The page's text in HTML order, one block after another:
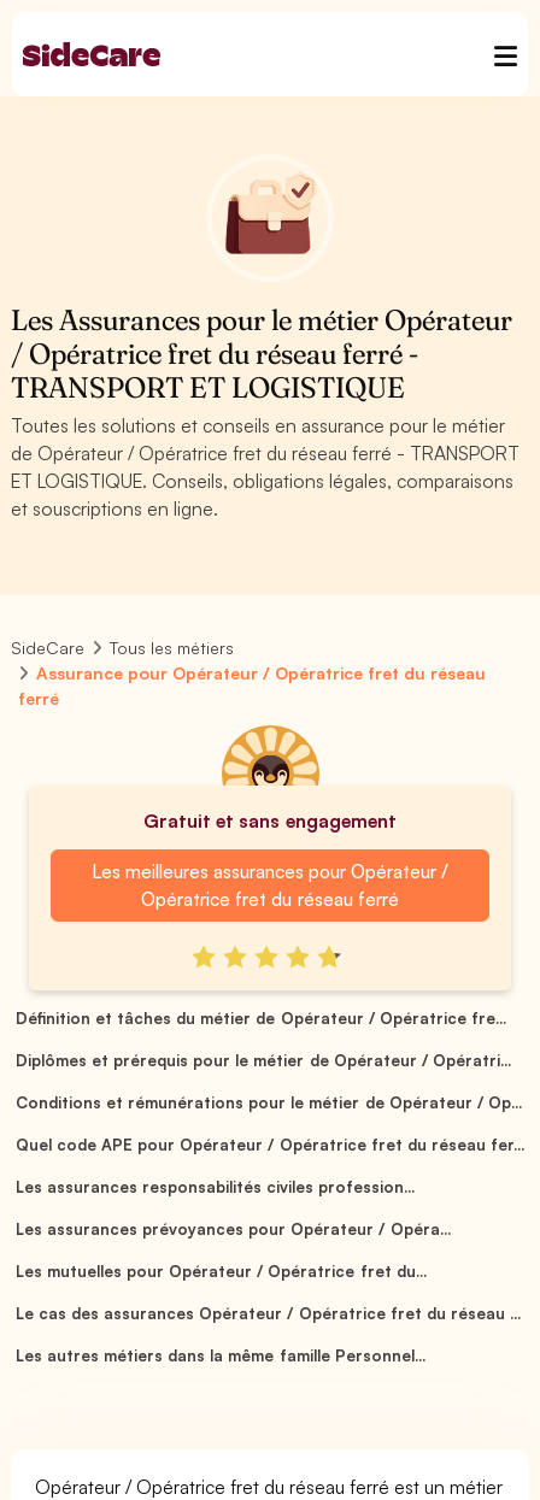
Les Assurances pour le métier Opérateur
/ Opératrice fret du réseau ferré -
TRANSPORT ET LOGISTIQUE
Toutes les solutions et conseils en assurance pour le métier
de Opérateur / Opératrice fret du réseau ferré - TRANSPORT
ET LOGISTIQUE. Conseils, obligations légales, comparaisons
et souscriptions en ligne.
SideCare
Tous les métiers
Assurance pour Opérateur / Opératrice fret du réseau
ferré
Gratuit et sans engagement
Les meilleures assurances pour Opérateur /
Opératrice fret du réseau ferré
Définition et tâches du métier de Opérateur / Opératrice fre...
Diplômes et prérequis pour le métier de Opérateur / Opératri...
Conditions et rémunérations pour le métier de Opérateur / Op...
Quel code APE pour Opérateur / Opératrice fret du réseau fer...
Les assurances responsabilités civiles profession...
Les assurances prévoyances pour Opérateur / Opéra...
Les mutuelles pour Opérateur / Opératrice fret du...
Le cas des assurances Opérateur / Opératrice fret du réseau ...
Les autres métiers dans la même famille Personnel...
Opérateur / Opératrice fret du réseau ferré est un métier